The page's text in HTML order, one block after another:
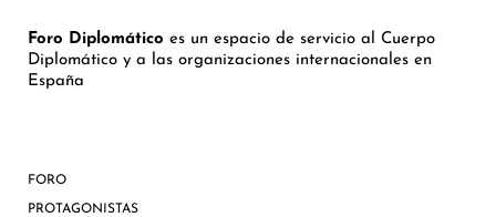
Foro Diplomático es un espacio de servicio al Cuerpo
Diplomático y a las organizaciones internacionales en
España
FORO
PROTAGONISTAS